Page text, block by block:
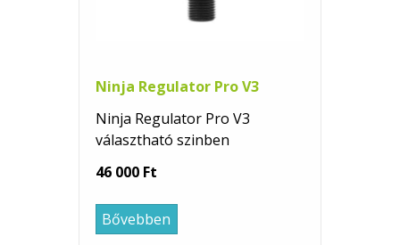
Ninja Regulator Pro V3
Ninja Regulator Pro V3
választható szinben
46 000 Ft
Bővebben